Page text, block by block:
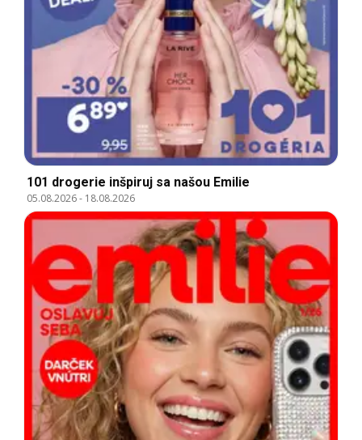
101 drogerie inšpiruj sa našou Emilie
05.08.2026- 18.08.2026